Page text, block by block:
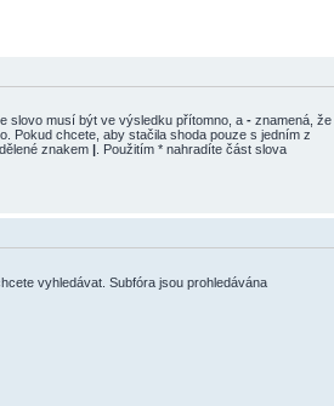
slovo musí být ve výsledku přítomno, a - znamená, že
Pokud chcete, aby stačila shoda pouze s jedním z
znakem | . Použitím * nahradíte část slova
vyhledávat. Subfóra jsou prohledávána